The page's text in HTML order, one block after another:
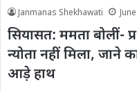
Janmanas Shekhawati
सियासत: ममता बोलीं-
न्योता नहीं मिला, जाने
आड़े हाथ